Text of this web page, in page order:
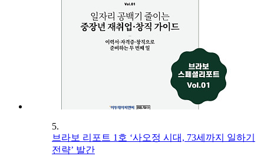
5.
브라보 리포트 1호 ‘사오정 시대, 73세까지 일하기
전략’ 발간